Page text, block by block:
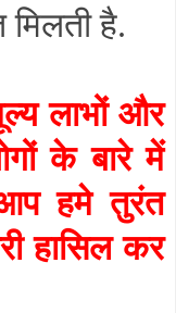
है.
लाभों और
के बारे में
हमे तुरंत
हासिल कर